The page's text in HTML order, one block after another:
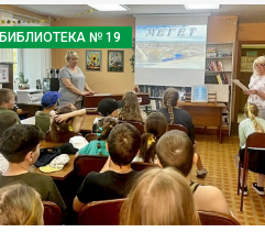
БИБЛИОТЕКА № 19